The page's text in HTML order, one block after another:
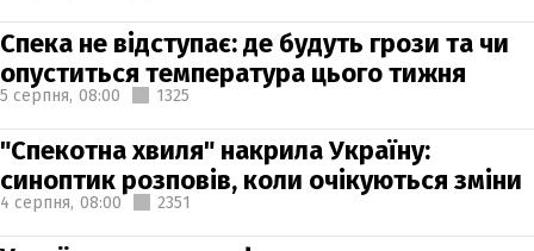
Спека не відступає: де будуть грози та чи
опуститься температура цього тижня
5 серпня, 08:00 1325
"Спекотна хвиля" накрила Україну:
синоптик розповів, коли очікуються зміни
4 серпня, 08:00 2351